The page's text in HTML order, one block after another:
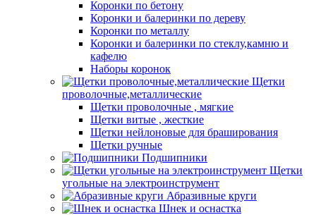
Коронки по бетону
Коронки и балеринки по дереву
Коронки по металлу
Коронки и балеринки по стеклу,камню и
кафелю
Наборы коронок
Щетки
проволочные,металлические
Щетки проволочные , мягкие
Щетки витые , жесткие
Щетки нейлоновые для браширования
Щетки ручные
Подшипники
Щетки
угольные на электроинструмент
Абразивные круги
Шнек и оснастка